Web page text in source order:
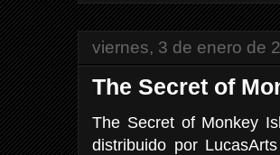
viernes, 3 de enero de
The Secret of
The Secret of Monkey
distribuido por